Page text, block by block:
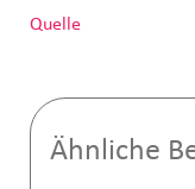
Quelle
Ähnliche